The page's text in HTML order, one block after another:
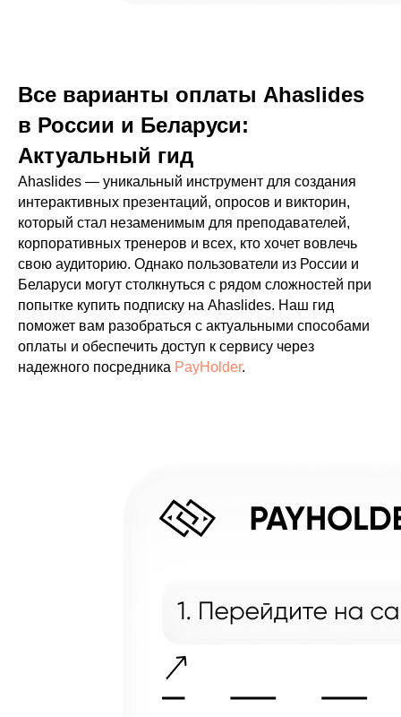
Все варианты оплаты Ahaslides
в России и Беларуси:
Актуальный гид
Ahaslides — уникальный инструмент для создания
интерактивных презентаций, опросов и викторин,
который стал незаменимым для преподавателей,
корпоративных тренеров и всех, кто хочет вовлечь
свою аудиторию. Однако пользователи из России и
Беларуси могут столкнуться с рядом сложностей при
попытке купить подписку на Ahaslides. Наш гид
поможет вам разобраться с актуальными способами
оплаты и обеспечить доступ к сервису через
надежного посредника PayHolder.